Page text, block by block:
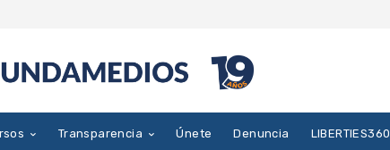
Transparencia Únete Denuncia LIBERTIES360